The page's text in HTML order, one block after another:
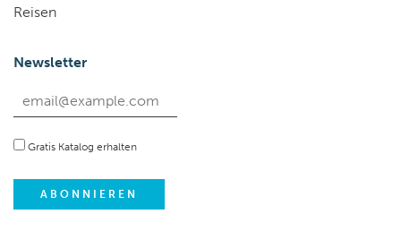
Reisen
Newsletter
Gratis Katalog erhalten